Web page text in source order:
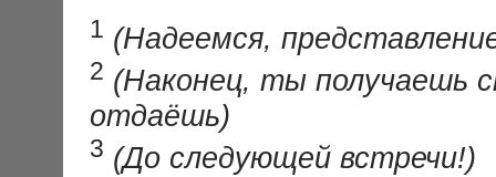
1 (Надеемся,
2 (Наконец, ты получаешь
отдаёшь)
3 (До следующей встречи!)